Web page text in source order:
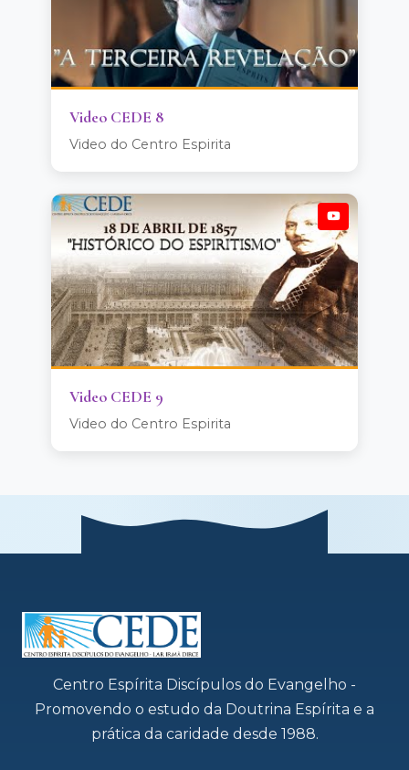
Video CEDE 8
Video do Centro Espirita
Video CEDE 9
Video do Centro Espirita
Centro Espírita Discípulos do Evangelho -
Promovendo o estudo da Doutrina Espírita e a
prática da caridade desde 1988.